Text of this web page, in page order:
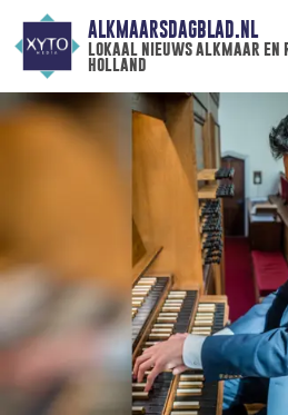
ALKMAARSDAGBLAD.NL
lokaal nieuws alkmaar en
holland